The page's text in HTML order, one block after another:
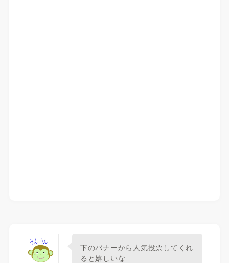
下のバナーから人気投票してくれ
ると嬉しいな